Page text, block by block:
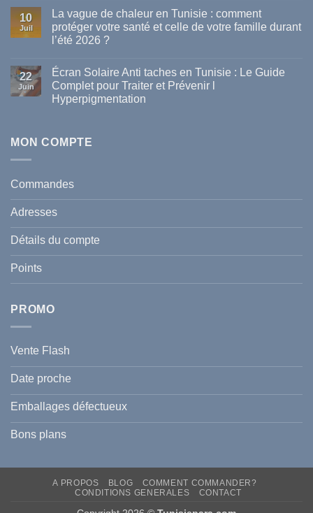
sur
Les
meilleures
marques
disponibles
en
Tunisie
10
Juil
La vague de chaleur en Tunisie : comment
protéger votre santé et celle de votre famille durant
l’été 2026 ?
commentaire
sur
La
vague
de
comment
et
celle
de
votre
famille
durant
l’été
2026
?
22
Juin
Écran Solaire Anti taches en Tunisie : Le Guide
Complet pour Traiter et Prévenir l
Hyperpigmentation
Écran
Tunisie
Guide
Traiter
Prévenir
MON COMPTE
Commandes
Adresses
Détails du compte
Points
PROMO
Vente Flash
Date proche
Emballages défectueux
Bons plans
A PROPOS BLOG
COMMENT COMMANDER?
CONDITIONS GENERALES
CONTACT